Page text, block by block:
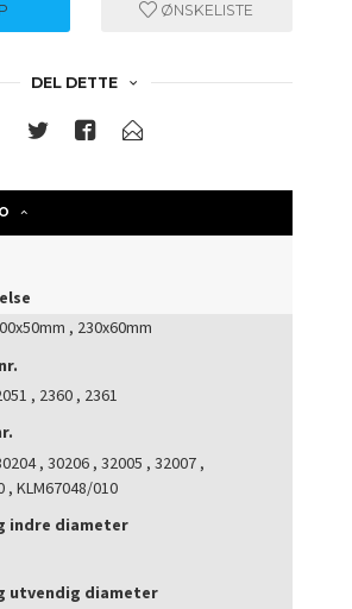
ØNSKELISTE
DEL DETTE
, 230x60mm
, 2360 , 2361
, 30206 , 32005 , 32007 ,
, KLM67048/010
indre diameter
utvendig diameter